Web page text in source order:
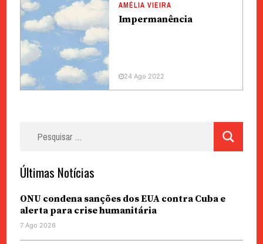
AMÉLIA VIEIRA
Impermanência
24 Ago 2022
Últimas Notícias
ONU condena sanções dos EUA contra Cuba e
alerta para crise humanitária
7 Ago 2026